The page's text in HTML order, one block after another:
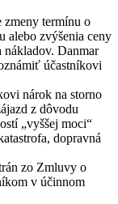
zmeny termínu o
alebo zvýšenia ceny
nákladov. Danmar
účastníkovi
nárok na storno
z dôvodu
„vyššej moci“
dopravná
zo Zmluvy o
v účinnom